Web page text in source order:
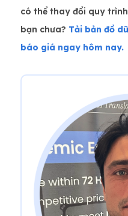
có thể thay đổi quy
bạn chưa? Tải bản đồ
báo giá ngay hôm nay.